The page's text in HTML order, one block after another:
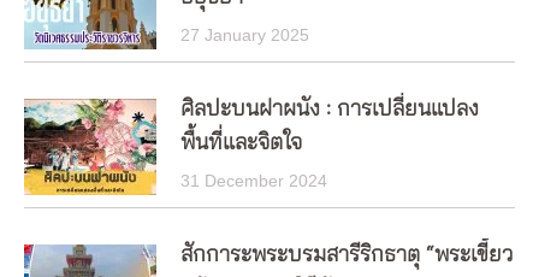
27 January 2025
ศิลปะบนฝาผนัง : การเปลี่ยนแปลง
พื้นที่และจิตใจ
31 December 2024
สักการะพระบรมสารีริกธาตุ “พระเขี้ยว